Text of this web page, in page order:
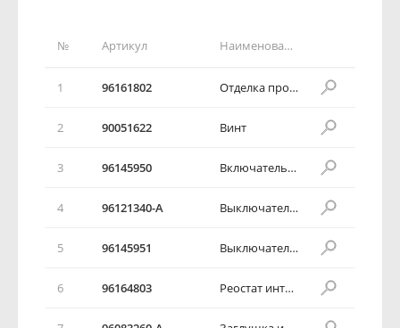
№ Артикул Наименование детали
1 96161802 Отделка проема приборов
2 90051622 Винт
3 96145950 Включатель противотуманных фар
4 96121340-А Выключатель обогревателя стекла
5 96145951 Выключатель обогревателя стекла
6 96164803 Реостат интенсивности освещения